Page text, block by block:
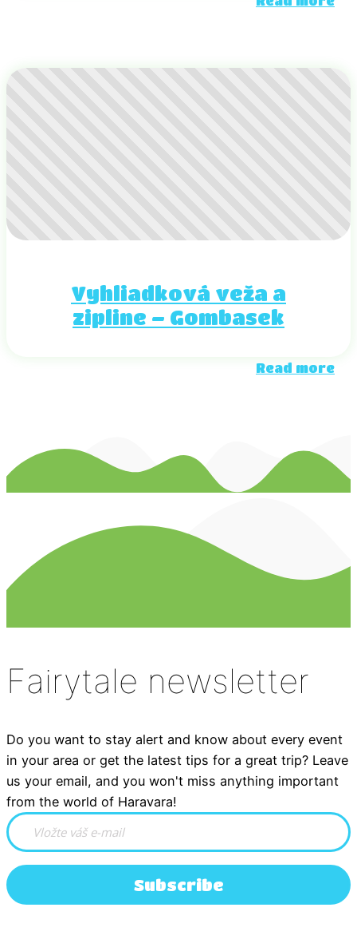
Vyhliadková veža a
zipline – Gombasek
Read more
Fairytale newsletter
Do you want to stay alert and know about every event
in your area or get the latest tips for a great trip? Leave
us your email, and you won't miss anything important
from the world of Haravara!
Subscribe